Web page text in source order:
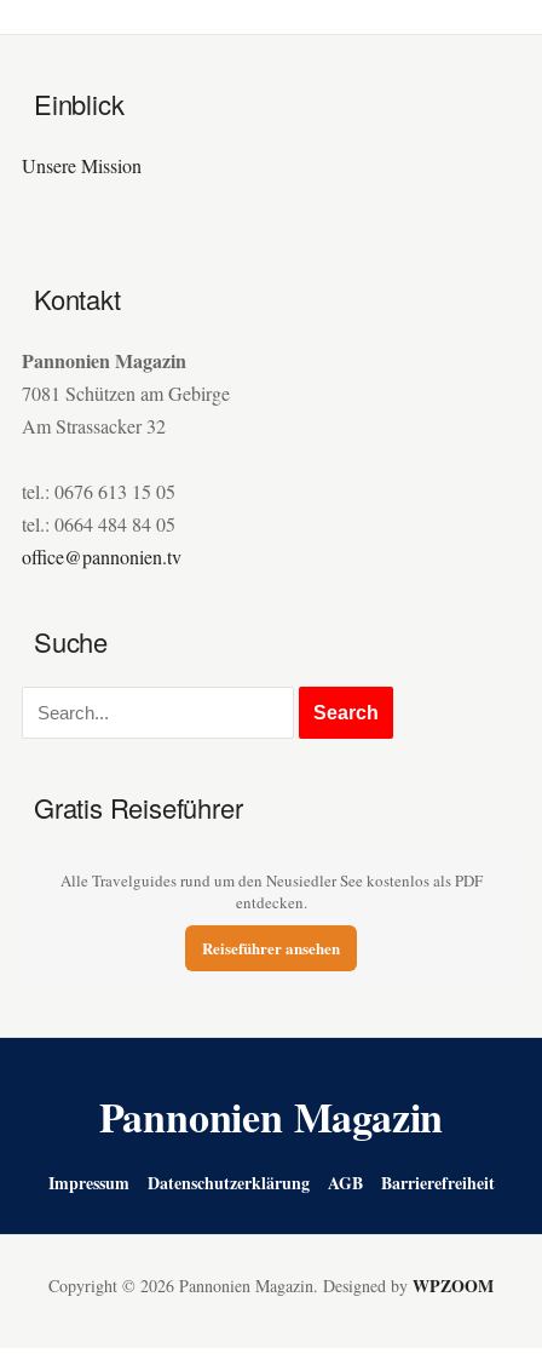
Einblick
Unsere Mission
Kontakt
Pannonien Magazin
7081 Schützen am Gebirge
Am Strassacker 32
tel.: 0676 613 15 05
tel.: 0664 484 84 05
office@pannonien.tv
Suche
Gratis Reiseführer
Alle Travelguides rund um den Neusiedler See kostenlos als PDF
entdecken.
Reiseführer ansehen
Pannonien Magazin
Impressum Datenschutzerklärung AGB Barrierefreiheit
Copyright © 2026 Pannonien Magazin. Designed by WPZOOM